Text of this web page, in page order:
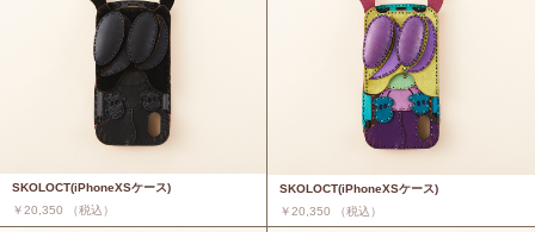
SKOLOCT(iPhoneXSケース)
￥20,350 （税込）
SKOLOCT(iPhoneXSケース)
￥20,350 （税込）